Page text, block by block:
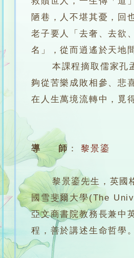
陋巷，人不堪其憂，回
老子要人「去奢、去欲
名」，從而逍遙於天地
本課程摘取儒家孔孟
夠從苦樂成敗相參、悲
在人生萬境流轉中，覓
導 師 ： 黎景鎏
黎景鎏先生，英國格
國雪斐爾大學(The
亞文商書院教務長兼中
程，善於講述生命哲學